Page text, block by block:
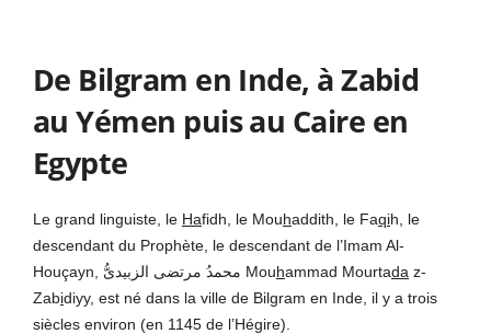
De Bilgram en Inde, à Zabid
au Yémen puis au Caire en
Egypte
Le grand linguiste, le Hafidh, le Mouhaddith, le Faqih, le
descendant du Prophète, le descendant de l’Imam Al-
Houçayn, محمدُ مرتضى الزبيدىُّ Mouhammad Mourtada z-
Zabidiyy, est né dans la ville de Bilgram en Inde, il y a trois
siècles environ (en 1145 de l’Hégire).